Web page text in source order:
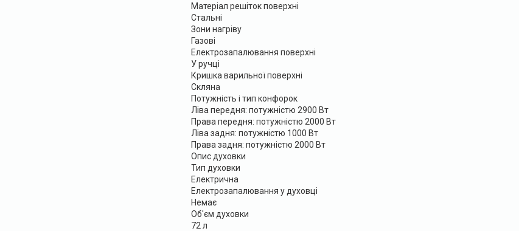
Матеріал решіток поверхні
Стальні
Зони нагріву
Газові
Електрозапалювання поверхні
У ручці
Кришка варильної поверхні
Скляна
Потужність і тип конфорок
Ліва передня: потужністю 2900 Вт
Права передня: потужністю 2000 Вт
Ліва задня: потужністю 1000 Вт
Права задня: потужністю 2000 Вт
Опис духовки
Тип духовки
Електрична
Електрозапалювання у духовці
Немає
Об'єм духовки
72 л